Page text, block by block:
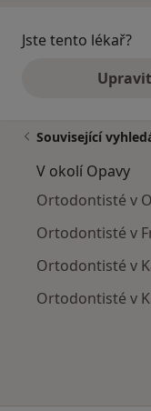
Jste tento lékař?
Související
V okolí Opavy
Ortodontisté v
Ortodontisté v
Ortodontisté v
Ortodontisté v